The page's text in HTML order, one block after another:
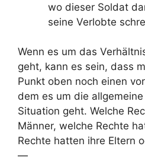
wo dieser Soldat
seine Verlobte
Wenn es um das
geht, kann es sein, dass
Punkt oben noch einen
dem es um die
Situation geht. Welche
Männer, welche Rechte
Rechte hatten ihre Eltern
—